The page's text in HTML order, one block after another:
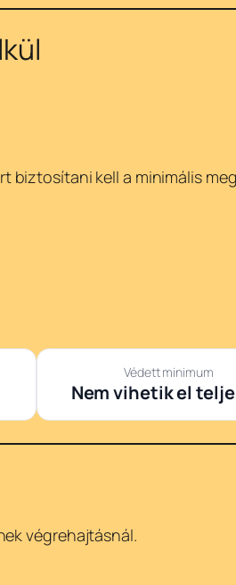
biztosítani kell a minimális
Védett minimum
Nem vihetik el
végrehajtásnál.